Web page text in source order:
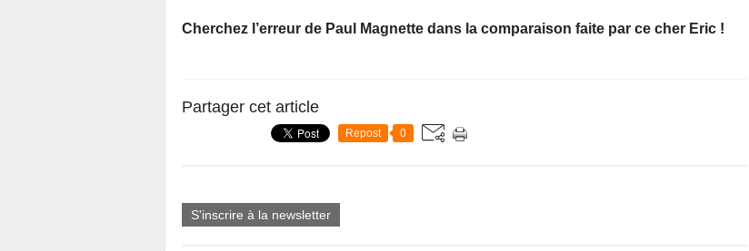
Cherchez l’erreur de Paul Magnette dans la comparaison faite par ce cher Eric !
Partager cet article
Repost 0
S'inscrire à la newsletter